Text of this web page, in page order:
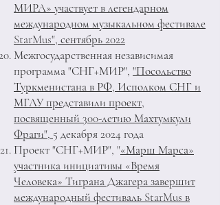
МИРА» участвует в легендарном
международном музыкальном фестивале
StarMus", сентябрь 2022
Межгосударственная независимая
программа "СНГ+МИР", "Посольство
Туркменистана в РФ, Исполком СНГ и
МГЛУ представили проект,
посвященный 300-летию Махтумкули
Фраги", 5 декабря 2024 года
Проект "СНГ+МИР", "«Марш Марса»
участника инициативы «Время
Человека» Тиграна Джагера завершит
международный фестиваль StarMus в